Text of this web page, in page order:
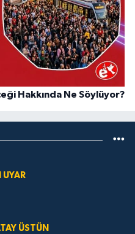
Hakkında Ne Söylüyor?
UYAR
ÜSTÜN